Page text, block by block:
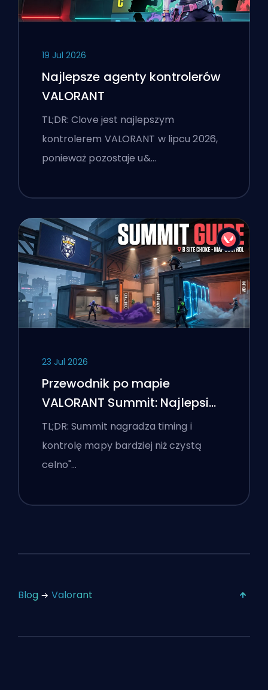
19 Jul 2026
Najlepsze agenty kontrolerów
VALORANT
TL;DR: Clove jest najlepszym
kontrolerem VALORANT w lipcu 2026,
ponieważ pozostaje u&…
23 Jul 2026
Przewodnik po mapie
VALORANT Summit: Najlepsi
agenci, wezwania i smoki
TL;DR: Summit nagradza timing i
kontrolę mapy bardziej niż czystą
celno"…
Blog Valorant